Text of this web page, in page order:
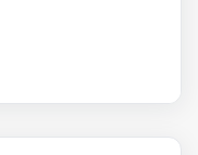
5 500